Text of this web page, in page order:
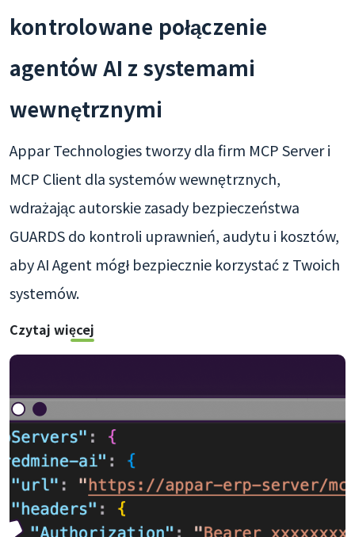
kontrolowane połączenie
agentów AI z systemami
wewnętrznymi
Appar Technologies tworzy dla firm MCP Server i
MCP Client dla systemów wewnętrznych,
wdrażając autorskie zasady bezpieczeństwa
GUARDS do kontroli uprawnień, audytu i kosztów,
aby AI Agent mógł bezpiecznie korzystać z Twoich
systemów.
Czytaj więcej